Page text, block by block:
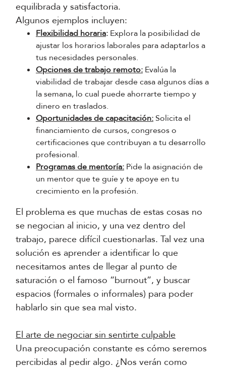
equilibrada y satisfactoria.
Algunos ejemplos incluyen:
Flexibilidad horaria: Explora la posibilidad de
ajustar los horarios laborales para adaptarlos a
tus necesidades personales.
Opciones de trabajo remoto: Evalúa la
viabilidad de trabajar desde casa algunos días a
la semana, lo cual puede ahorrarte tiempo y
dinero en traslados.
Oportunidades de capacitación:Solicita el
financiamiento de cursos, congresos o
certificaciones que contribuyan a tu desarrollo
profesional.
Programas de mentoría: Pide la asignación de
un mentor que te guíe y te apoye en tu
crecimiento en la profesión.
El problema es que muchas de estas cosas no
se negocian al inicio, y una vez dentro del
trabajo, parece difícil cuestionarlas. Tal vez una
solución es aprender a identificar lo que
necesitamos antes de llegar al punto de
saturación o el famoso “burnout”, y buscar
espacios (formales o informales) para poder
hablarlo sin que sea mal visto.
El arte de negociar sin sentirte culpable
Una preocupación constante es cómo seremos
percibidas al pedir algo. ¿Nos verán como